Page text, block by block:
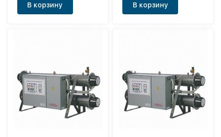
В корзину В корзину